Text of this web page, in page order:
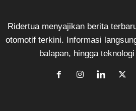
Ridertua menyajikan berita
otomotif terkini. Informasi
balapan, hingga